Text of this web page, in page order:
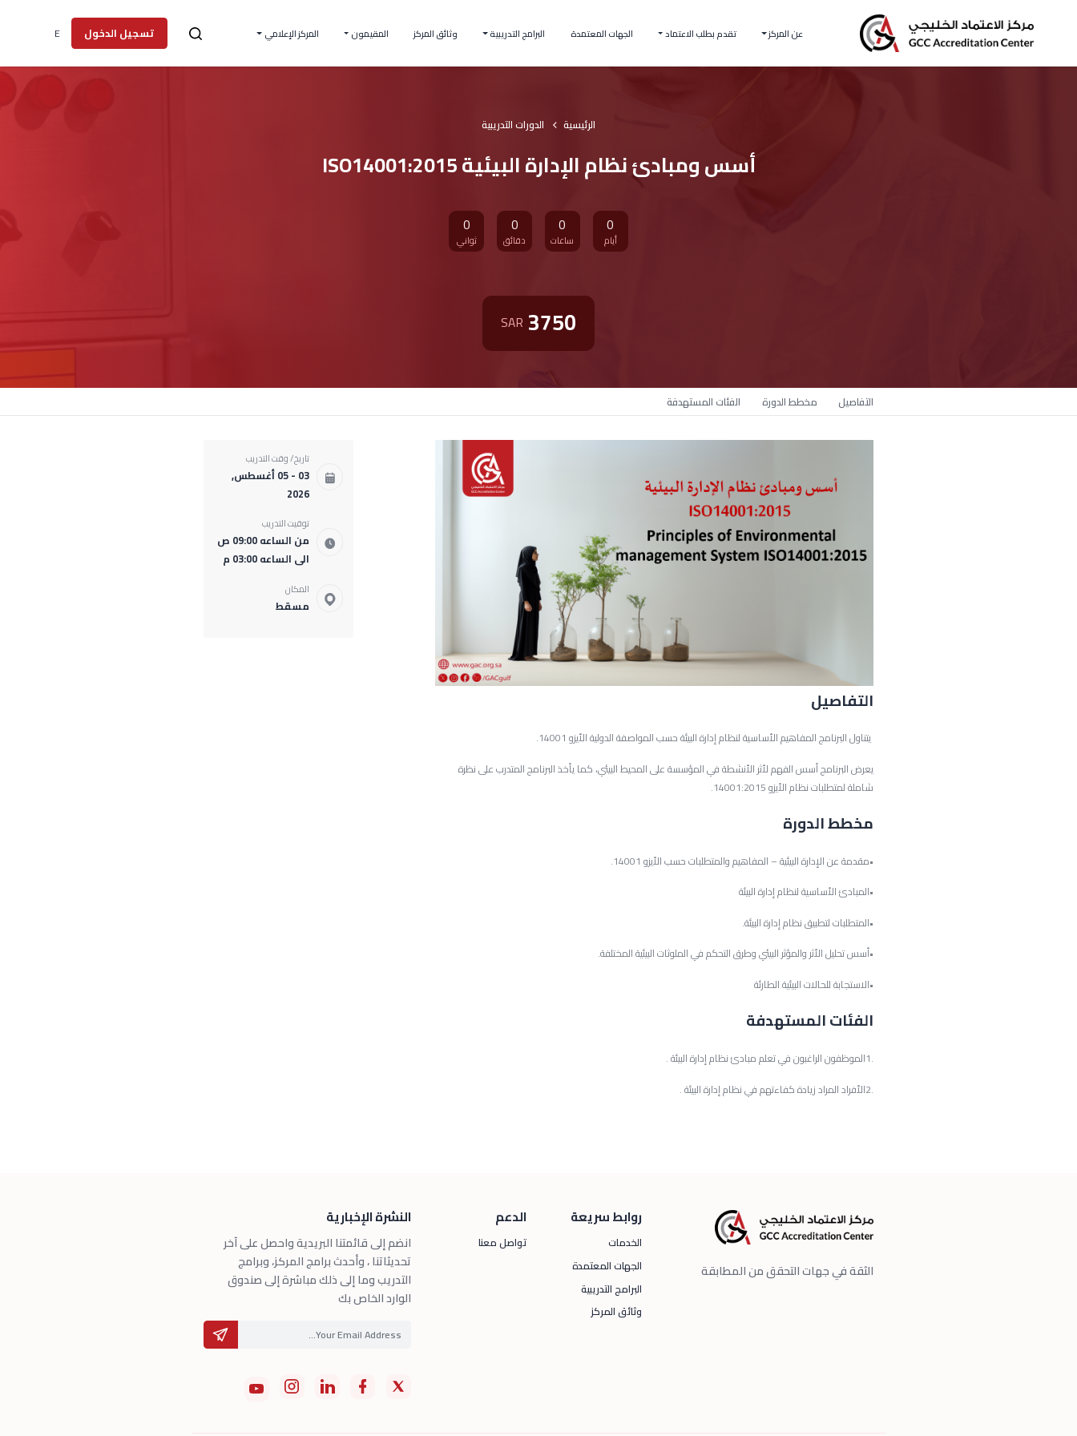
عن المركز تقدم بطلب الاعتماد الجهات المعتمدة البرامج التدريبية وثائق المركز المقيمون المركز الإعلامي تسجيل الدخول E
الرئيسية الدورات التدريبية
أسس ومبادئ نظام الإدارة البيئية ISO14001:2015
0
أيام
0
ساعات
0
دقائق
0
ثواني
3750
SAR
التفاصيل مخطط الدورة الفئات المستهدفة
التفاصيل
يتناول البرنامج المفاهيم الأساسية لنظام إدارة البيئة حسب المواصفة الدولية الأيزو 14001.
يعرض البرنامج أسس الفهم لأثر الأنشطة في المؤسسة على المحيط البيئي، كما يأخذ البرنامج المتدرب على نظرة
شاملة لمتطلبات نظام الأيزو 14001:2015.
مخطط الدورة
•مقدمة عن الإدارة البيئية – المفاهيم والمتطلبات حسب الأيزو 14001.
•المبادئ الأساسية لنظام إدارة البيئة
•المتطلبات لتطبيق نظام إدارة البيئة.
•أسس تحليل الأثر والمؤثر البيئي وطرق التحكم في الملوثات البيئية المختلفة.
•الاستجابة للحالات البيئية الطارئة
الفئات المستهدفة
.1الموظفون الراغبون في تعلم مبادئ نظام إدارة البيئة .
.2الأفراد المراد زيادة كفاءتهم في نظام إدارة البيئة .
تاريخ/ وقت التدريب
03 - 05 أغسطس,
2026
توقيت التدريب
من الساعه 09:00 ص
الى الساعه 03:00 م
المكان
مسقط
الثقة في جهات التحقق من المطابقة
روابط سريعة
الخدمات
الجهات المعتمدة
البرامج التدريبية
وثائق المركز
الدعم
تواصل معنا
النشرة الإخبارية
انضم إلى قائمتنا البريدية واحصل على آخر
تحديثاتنا ، وأحدث برامج المركز، وبرامج
التدريب وما إلى ذلك مباشرة إلى صندوق
الوارد الخاص بك